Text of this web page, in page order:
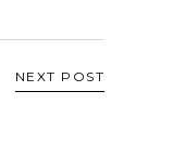
NEXT POST